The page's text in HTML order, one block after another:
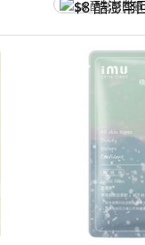
$8 酷澎幣回饋